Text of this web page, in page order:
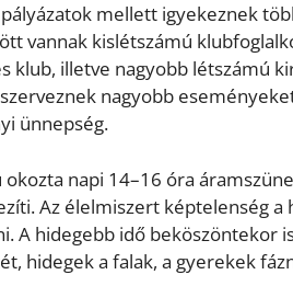
pályázatok mellett igyekeznek
vannak kislétszámú
klub, illetve nagyobb létszámú
nagyobb
ünnepség.
okozta napi 14–16 óra
Az élelmiszert képtelenség
A hidegebb idő beköszöntekor
hidegek a falak, a gyerekek